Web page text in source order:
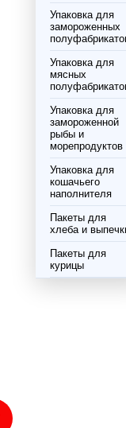
Упаковка для
замороженных
Упаковка для
мясных
Упаковка для
замороженной
рыбы и
морепродуктов
Упаковка для
кошачьего
наполнителя
Пакеты для
хлеба и
Пакеты для
курицы